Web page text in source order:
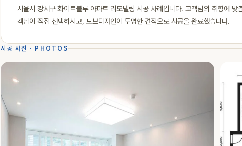
서울시 강서구 화이트블루 아파트 리모델링 시공 사례입니다. 고객님의 취향에
객님이 직접 선택하시고, 토브디자인이 투명한 견적으로 시공을 완료했습니다.
시공 사진 · PHOTOS